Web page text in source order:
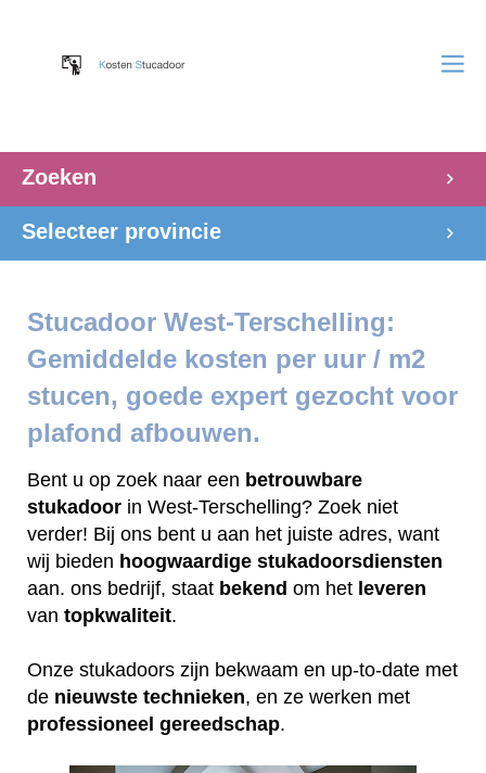
Zoeken
Selecteer provincie
Stucadoor West-Terschelling:
Gemiddelde kosten per uur / m2
stucen, goede expert gezocht voor
plafond afbouwen.
Bent u op zoek naar een betrouwbare
stukadoor in West-Terschelling? Zoek niet
verder! Bij ons bent u aan het juiste adres, want
wij bieden hoogwaardige stukadoorsdiensten
aan. ons bedrijf, staat bekend om het leveren
van topkwaliteit.
Onze stukadoors zijn bekwaam en up-to-date met
de nieuwste technieken, en ze werken met
professioneel gereedschap.